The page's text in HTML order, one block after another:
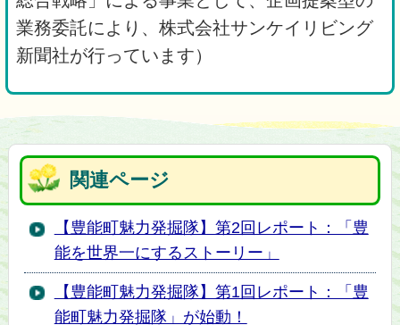
業務委託により、株式会社サンケイリビング
新聞社が行っています）
関連ページ
【豊能町魅力発掘隊】第2回レポート：「豊
能を世界一にするストーリー」
【豊能町魅力発掘隊】第1回レポート：「豊
能町魅力発掘隊」が始動！